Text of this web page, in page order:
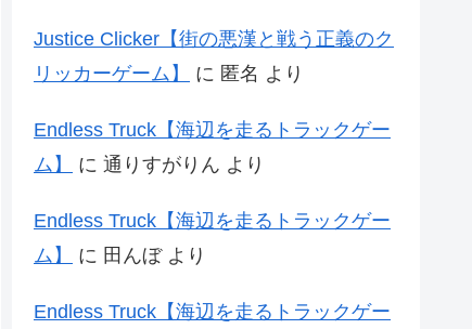
Justice Clicker【街の悪漢と戦う正義のク
リッカーゲーム】
に 匿名 より
Endless Truck【海辺を走るトラックゲー
ム】
に 通りすがりん より
Endless Truck【海辺を走るトラックゲー
ム】
に 田んぼより
Endless Truck【海辺を走るトラックゲー